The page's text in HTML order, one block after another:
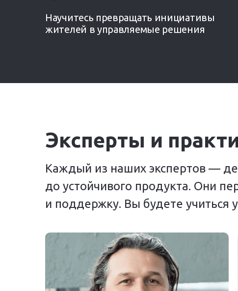
Научитесь превращать инициативы
жителей в управляемые решения
Эксперты и
Каждый из наших экспертов —
до устойчивого продукта. Они
и поддержку. Вы будете учиться
Святослав Мурунов